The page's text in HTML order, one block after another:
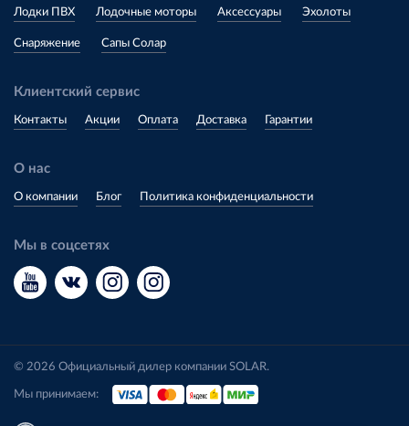
Лодки ПВХ Лодочные моторы Аксессуары Эхолоты
Снаряжение Сапы Солар
Клиентский сервис
Контакты Акции Оплата Доставка Гарантии
О нас
О компании Блог Политика конфиденциальности
Мы в соцсетях
© 2026 Официальный дилер компании SOLAR.
Мы принимаем: